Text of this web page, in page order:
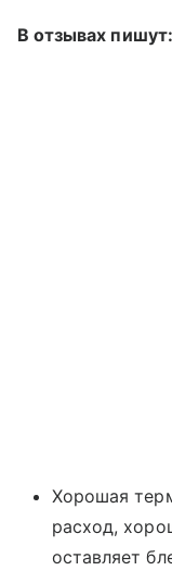
В отзывах пишут:
Хорошая
расход,
оставляет